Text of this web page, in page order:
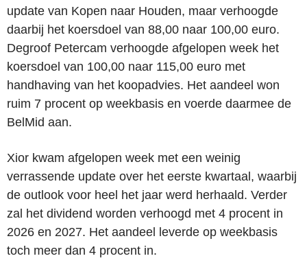
update van Kopen naar Houden, maar verhoogde
daarbij het koersdoel van 88,00 naar 100,00 euro.
Degroof Petercam verhoogde afgelopen week het
koersdoel van 100,00 naar 115,00 euro met
handhaving van het koopadvies. Het aandeel won
ruim 7 procent op weekbasis en voerde daarmee de
BelMid aan.
Xior kwam afgelopen week met een weinig
verrassende update over het eerste kwartaal, waarbij
de outlook voor heel het jaar werd herhaald. Verder
zal het dividend worden verhoogd met 4 procent in
2026 en 2027. Het aandeel leverde op weekbasis
toch meer dan 4 procent in.